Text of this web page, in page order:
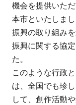
機会を提供いただ
本市といたしま
振興の取り組み
振興に関する協
た。
このような行政
は、全国でも珍
して、創作活動